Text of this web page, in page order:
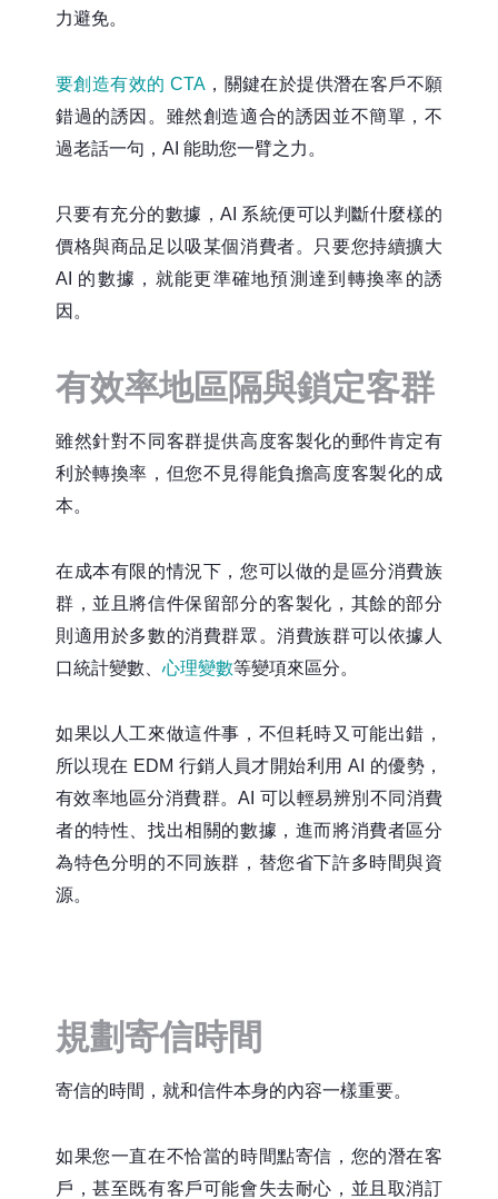
力避免。
要創造有效的 CTA，關鍵在於提供潛在客戶不願
錯過的誘因。雖然創造適合的誘因並不簡單，不
過老話一句，AI 能助您一臂之力。
只要有充分的數據，AI 系統便可以判斷什麼樣的
價格與商品足以吸某個消費者。只要您持續擴大
AI 的數據，就能更準確地預測達到轉換率的誘
因。
有效率地區隔與鎖定客群
雖然針對不同客群提供高度客製化的郵件肯定有
利於轉換率，但您不見得能負擔高度客製化的成
本。
在成本有限的情況下，您可以做的是區分消費族
群，並且將信件保留部分的客製化，其餘的部分
則適用於多數的消費群眾。消費族群可以依據人
口統計變數、 心理變數等變項來區分。
如果以人工來做這件事，不但耗時又可能出錯，
所以現在 EDM 行銷人員才開始利用 AI 的優勢，
有效率地區分消費群。AI 可以輕易辨別不同消費
者的特性、找出相關的數據，進而將消費者區分
為特色分明的不同族群，替您省下許多時間與資
源。
規劃寄信時間
寄信的時間，就和信件本身的內容一樣重要。
如果您一直在不恰當的時間點寄信，您的潛在客
戶，甚至既有客戶可能會失去耐心，並且取消訂